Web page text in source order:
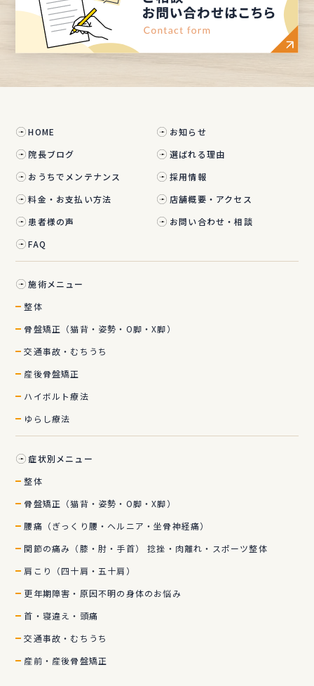
HOME
お知らせ
院長ブログ
選ばれる理由
おうちでメンテナンス
採用情報
料金・お支払い方法
店舗概要・アクセス
患者様の声
お問い合わせ・相談
FAQ
施術メニュー
整体
骨盤矯正（猫背・姿勢・O脚・X脚）
交通事故・むちうち
産後骨盤矯正
ハイボルト療法
ゆらし療法
症状別メニュー
整体
骨盤矯正（猫背・姿勢・O脚・X脚）
腰痛（ぎっくり腰・ヘルニア・坐骨神経痛）
関節の痛み（膝・肘・手首） 捻挫・肉離れ・スポーツ整体
肩こり（四十肩・五十肩）
更年期障害・原因不明の身体のお悩み
首・寝違え・頭痛
交通事故・むちうち
産前・産後骨盤矯正